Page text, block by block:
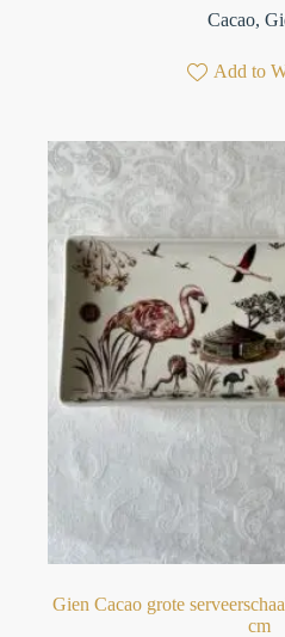
Cacao,
Add to
Gien Cacao grote
cm